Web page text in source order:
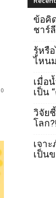
0
ข้อคิ
ชาร์
รู้หรื
ไหน
เมื่อ
เป็น
วิจัย
โลก?!
เจา
เป็น